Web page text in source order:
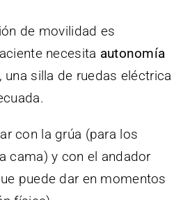
de movilidad es
necesita autonomía
, una silla de ruedas eléctrica
con la grúa (para los
cama) y con el andador
puede dar en momentos